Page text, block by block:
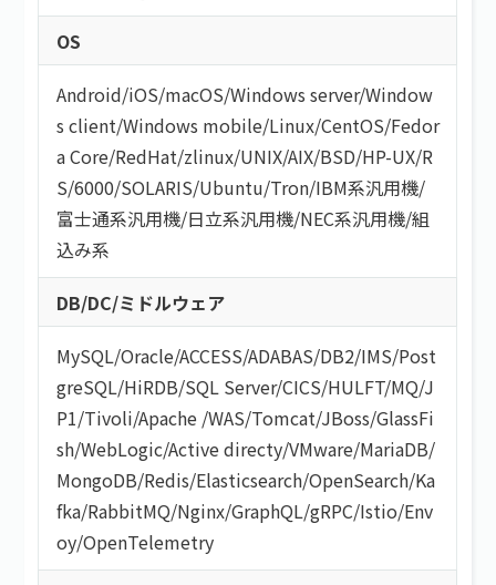
OS
Android/iOS/macOS/Windows server/Window
s client/Windows mobile/Linux/CentOS/Fedor
a Core/RedHat/zlinux/UNIX/AIX/BSD/HP-UX/R
S/6000/SOLARIS/Ubuntu/Tron/IBM系汎用機/
富士通系汎用機/日立系汎用機/NEC系汎用機/組
込み系
DB/DC/ミドルウェア
MySQL/Oracle/ACCESS/ADABAS/DB2/IMS/Post
greSQL/HiRDB/SQL Server/CICS/HULFT/MQ/J
P1/Tivoli/Apache /WAS/Tomcat/JBoss/GlassFi
sh/WebLogic/Active directy/VMware/MariaDB/
MongoDB/Redis/Elasticsearch/OpenSearch/Ka
fka/RabbitMQ/Nginx/GraphQL/gRPC/Istio/Env
oy/OpenTelemetry